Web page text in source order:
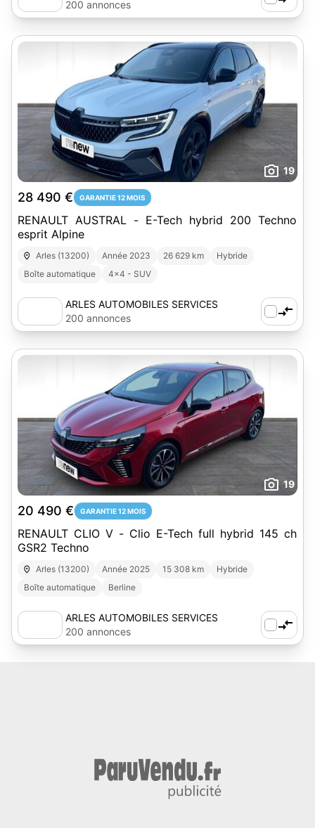
200 annonces
19
28 490 € GARANTIE 12 MOIS
RENAULT AUSTRAL - E-Tech hybrid 200 Techno
esprit Alpine
Arles (13200) Année 2023 26 629 km
Hybride
Boîte automatique
4x4 - SUV
ARLES AUTOMOBILES SERVICES
200 annonces
19
20 490 € GARANTIE 12 MOIS
RENAULT CLIO V - Clio E-Tech full hybrid 145 ch
GSR2 Techno
Arles (13200) Année 2025 15 308 km
Hybride
Boîte automatique
Berline
ARLES AUTOMOBILES SERVICES
200 annonces